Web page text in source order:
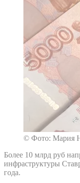
© Фото: Мария
Более 10 млрд руб
инфраструктуры
года.